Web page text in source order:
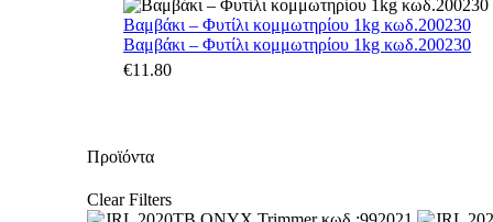
Βαμβάκι – Φυτίλι κομμωτηρίου 1kg κωδ.200230
Βαμβάκι – Φυτίλι κομμωτηρίου 1kg κωδ.200230
€11.80
Προϊόντα
Clear Filters